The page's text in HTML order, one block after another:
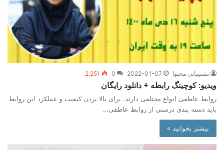
پشتیبانی محتوا 2022-01-07
0
2,251
ویدیو: کوچینگ رابطه + دانلود رایگان
روابط عاطفی انواع مختلفی دارند. برای بالا بردن کیفیت و عملکرد این روابط
باید دسته بندی درستی از روابط عاطفی…
بیشتر بخوانید »